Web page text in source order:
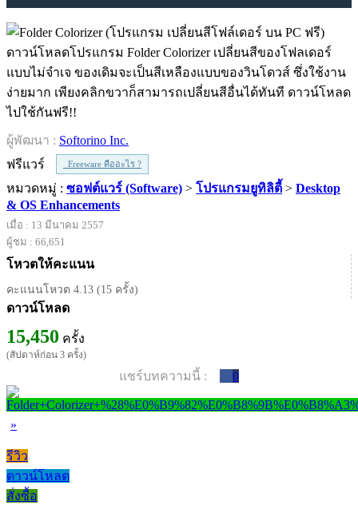
ดาวน์โหลดโปรแกรม Folder Colorizer เปลี่ยนสีของโฟลเดอร์
แบบไม่จำเจ ของเดิมจะเป็นสีเหลืองแบบของวินโดวส์ ซึ่งใช้งาน
ง่ายมาก เพียงคลิกขวาก็สามารถเปลี่ยนสีอื่นได้ทันที ดาวน์โหลด
ไปใช้กันฟรี!!
ผู้พัฒนา : Softorino Inc.
ฟรีแวร์
Freeware คืออะไร ?
หมวดหมู่ : ซอฟต์แวร์ (Software) > โปรแกรมยูทิลิตี้ > Desktop
& OS Enhancements
เมื่อ : 13 มีนาคม 2557
ผู้ชม : 66,651
โหวตให้คะแนน
คะแนนโหวต 4.13 (15 ครั้ง)
ดาวน์โหลด
15,450 ครั้ง
(สัปดาห์ก่อน 3 ครั้ง)
แชร์บทความนี้ : 0
»
รีวิว
ดาวน์โหลด
สั่งซื้อ